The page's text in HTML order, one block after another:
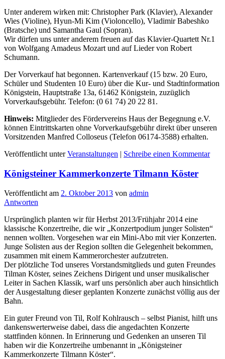
Unter anderem wirken mit: Christopher Park (Klavier), Alexander
Wies (Violine), Hyun-Mi Kim (Violoncello), Vladimir Babeshko
(Bratsche) und Samantha Gaul (Sopran).
Wir dürfen uns unter anderem freuen auf das Klavier-Quartett Nr.1
von Wolfgang Amadeus Mozart und auf Lieder von Robert
Schumann.
Der Vorverkauf hat begonnen. Kartenverkauf (15 bzw. 20 Euro,
Schüler und Studenten 10 Euro) über die Kur- und Stadtinformation
Königstein, Hauptstraße 13a, 61462 Königstein, zuzüglich
Vorverkaufsgebühr. Telefon: (0 61 74) 20 22 81.
Hinweis: Mitglieder des Fördervereins Haus der Begegnung e.V.
können Eintrittskarten ohne Vorverkaufsgebühr direkt über unseren
Vorsitzenden Manfred Colloseus (Telefon 06174-3588) erhalten.
Veröffentlicht unter Veranstaltungen Schreibe einen Kommentar
Königsteiner Kammerkonzerte Tilmann Köster
Veröffentlicht am 2. Oktober 2013 von admin
Antworten
Ursprünglich planten wir für Herbst 2013/Frühjahr 2014 eine
klassische Konzertreihe, die wir „Konzertpodium junger Solisten“
nennen wollten. Vorgesehen war ein Mini-Abo mit vier Konzerten.
Junge Solisten aus der Region sollten die Gelegenheit bekommen,
zusammen mit einem Kammerorchester aufzutreten.
Der plötzliche Tod unseres Vorstandsmitglieds und guten Freundes
Tilman Köster, seines Zeichens Dirigent und unser musikalischer
Leiter in Sachen Klassik, warf uns persönlich aber auch hinsichtlich
der Ausgestaltung dieser geplanten Konzerte zunächst völlig aus der
Bahn.
Ein guter Freund von Til, Rolf Kohlrausch – selbst Pianist, hilft uns
dankenswerterweise dabei, dass die angedachten Konzerte
stattfinden können. In Erinnerung und Gedenken an unseren Til
haben wir die Konzertreihe umbenannt in „Königsteiner
Kammerkonzerte Tilmann Köster“.